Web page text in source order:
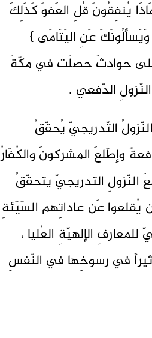
يُنفِقُونَ قُلِ العَفوَ كَذَلِكَ
وَيَسأَلُونَكَ عَنِ اليَتَامَى }
تعليقاً على حوادثَ حصلَت في مكّةَ
الدّفعي .
التّدريجيّ يُحقّقُ
وإطّلعَ المشركونَ والكُفّارُ
النّزولِ التدريجيّ يتحقّقُ
يُقلعوا عَن عاداتِهم السّيّئةِ
الإلهيّةِ العُليا ،
في رسوخِها في النّفسِ